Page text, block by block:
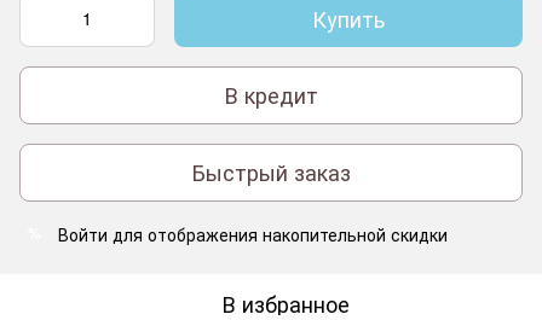
Купить
В кредит
Быстрый заказ
Войти для отображения накопительной скидки
В избранное